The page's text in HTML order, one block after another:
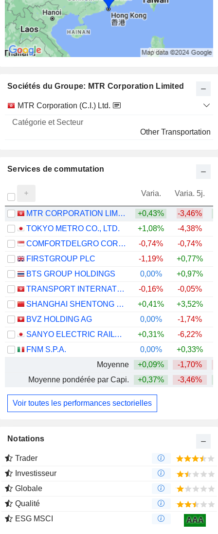
Sociétés du Groupe: MTR Corporation Limited
Nom
Catégorie
Secteur
MTR Corporation (C.I.) Ltd.
Other Transportation
Services de commutation
Varia. Varia. 5j.
MTR CORPORATION LIMITED +0,43% -3,46%
TOKYO METRO CO., LTD.
+1,08% -4,38%
COMFORTDELGRO CORPORATION LIMITED
-0,74% -0,74%
FIRSTGROUP PLC
-1,19% +0,77%
BTS GROUP HOLDINGS
0,00% +0,97%
TRANSPORT INTERNATIONAL HOLDINGS LIMITED
-0,16% -0,05%
SHANGHAI SHENTONG METRO CO.,LTD.
+0,41% +3,52%
BVZ HOLDING AG
0,00% -1,74%
SANYO ELECTRIC RAILWAY CO.,LTD.
+0,31% -6,22%
FNM S.P.A.
0,00% +0,33%
Moyenne
+0,09% -1,70%
Moyenne pondérée par Capi.
+0,37% -3,46%
Voir toutes les performances sectorielles
Notations
Trader
Investisseur
Globale
Qualité
ESG MSCI
AAA